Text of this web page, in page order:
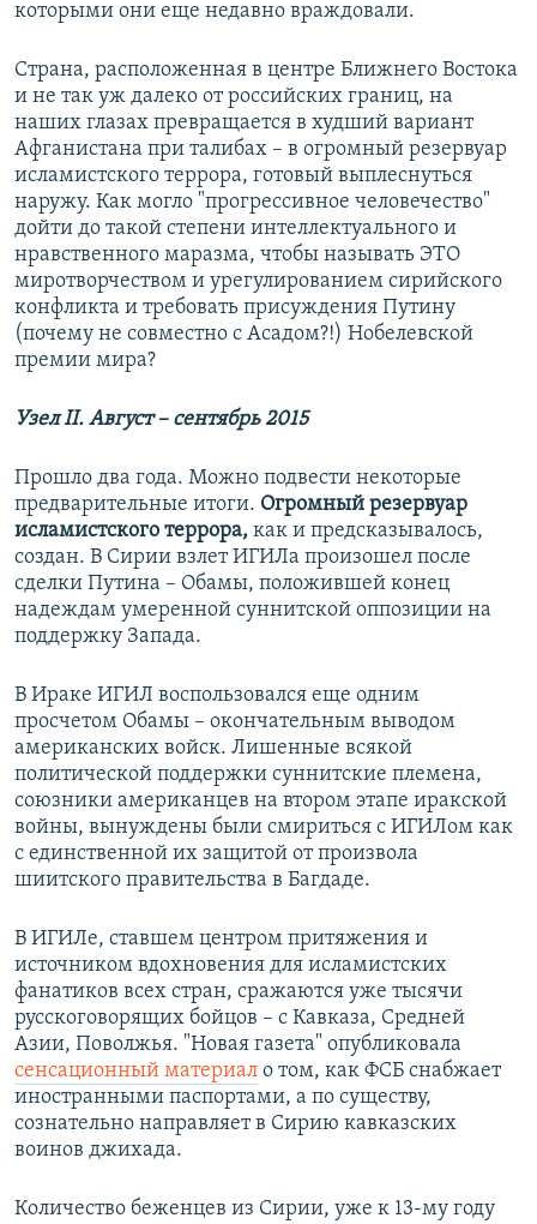
которыми они еще недавно враждовали.
Страна, расположенная в центре Ближнего Востока
и не так уж далеко от российских границ, на
наших глазах превращается в худший вариант
Афганистана при талибах – в огромный резервуар
исламистского террора, готовый выплеснуться
наружу. Как могло "прогрессивное человечество"
дойти до такой степени интеллектуального и
нравственного маразма, чтобы называть ЭТО
миротворчеством и урегулированием сирийского
конфликта и требовать присуждения Путину
(почему не совместно с Асадом?!) Нобелевской
премии мира?
УзелII. Август – сентябрь 2015
Прошло два года. Можно подвести некоторые
предварительные итоги. Огромный резервуар
исламистского террора, как и предсказывалось,
создан. В Сирии взлет ИГИЛа произошел после
сделки Путина – Обамы, положившей конец
надеждам умеренной суннитской оппозиции на
поддержку Запада.
В Ираке ИГИЛ воспользовался еще одним
просчетом Обамы – окончательным выводом
американских войск. Лишенные всякой
политической поддержки суннитские племена,
союзники американцев на втором этапе иракской
войны, вынуждены были смириться с ИГИЛом как
с единственной их защитой от произвола
шиитского правительства в Багдаде.
В ИГИЛе, ставшем центром притяжения и
источником вдохновения для исламистских
фанатиков всех стран, сражаются уже тысячи
русскоговорящих бойцов – с Кавказа, Средней
Азии, Поволжья. "Новая газета" опубликовала
сенсационный материал о том, как ФСБ снабжает
иностранными паспортами, а по существу,
сознательно направляет в Сирию кавказских
воинов джихада.
Количество беженцев из Сирии, уже к 13-му году